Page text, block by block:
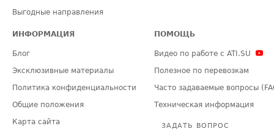
Выгодные направления
ИНФОРМАЦИЯ
Блог
Эксклюзивные материалы
Политика конфиденциальности
Общие положения
Карта сайта
ПОМОЩЬ
Видео по работе с ATI.SU
Полезное по перевозкам
Часто задаваемые вопросы
Техническая информация
ЗАДАТЬ ВОПРОС